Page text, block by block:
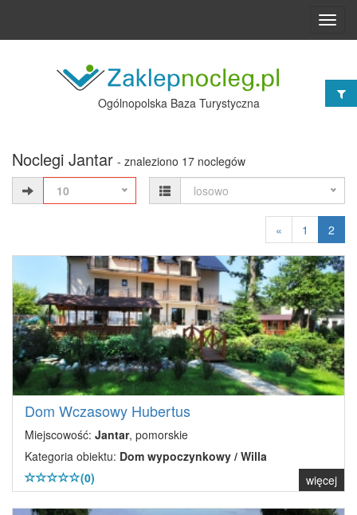
Ogólnopolska Baza Turystyczna
Noclegi Jantar - znaleziono 17 noclegów
10
losowo
« 1 2
Dom Wczasowy Hubertus
Miejscowość: Jantar, pomorskie
Kategoria obiektu: Dom wypoczynkowy / Willa
(0)
więcej